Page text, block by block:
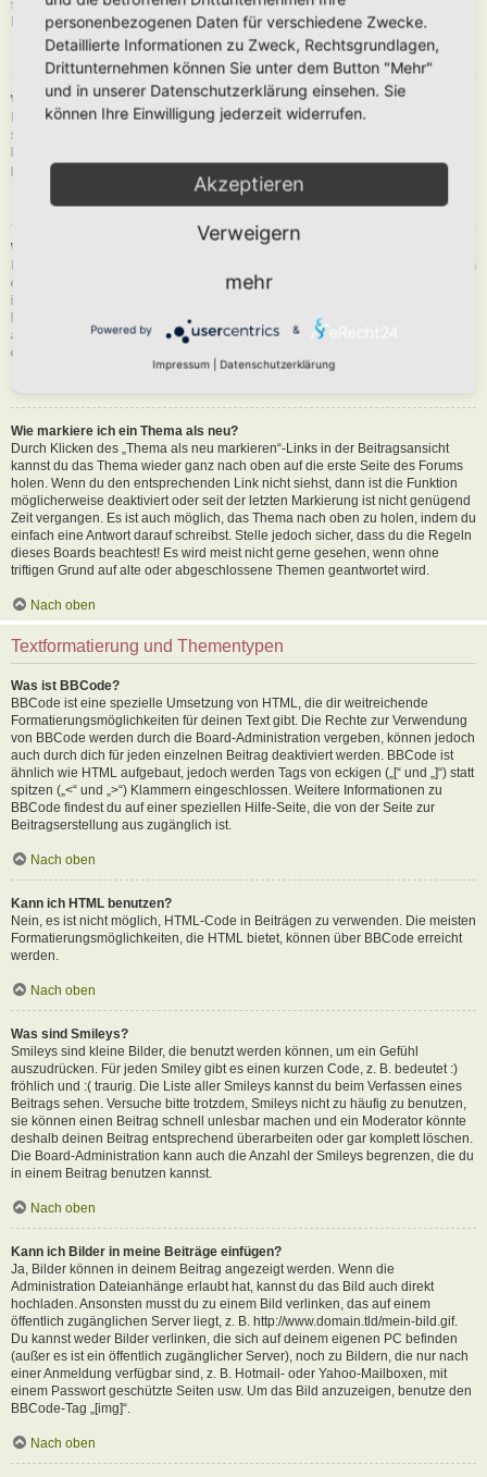
siehst du eine Schaltfläche in der Nähe des Beitrags, um diesen zu melden.
Du wirst dann durch die weiteren Schritte geführt.
Nach oben
Was bewirkt die „Speichern“-Schaltfläche beim Schreiben eines Beitrags?
Hiermit kannst du die geschriebene Entwürfe speichern und zu einem
späteren Zeitpunkt vervollständigen und absenden. Den gesicherten Beitrag
kannst du mit der Funktion „Gespeicherte Entwürfe verwalten“ in deinem
persönlichen Bereich erneut laden.
Nach oben
Warum muss mein Beitrag erst freigegeben werden?
Die Board-Administration kann entschieden haben, dass in dem Forum, in dem
du einen Beitrag erstellt hast, die Beiträge zuerst geprüft werden müssen. Es
ist auch möglich, dass die Administration dich zu einer Gruppe von Benutzern
hinzugefügt hat, bei denen sie die Beiträge erst begutachten möchte, bevor sie
auf der Seite sichtbar werden. Bitte kontaktiere die Board-Administration, wenn
du weitere Informationen dazu benötigst.
Wie markiere ich ein Thema als neu?
Durch Klicken des „Thema als neu markieren“-Links in der Beitragsansicht
kannst du das Thema wieder ganz nach oben auf die erste Seite des Forums
holen. Wenn du den entsprechenden Link nicht siehst, dann ist die Funktion
möglicherweise deaktiviert oder seit der letzten Markierung ist nicht genügend
Zeit vergangen. Es ist auch möglich, das Thema nach oben zu holen, indem du
einfach eine Antwort darauf schreibst. Stelle jedoch sicher, dass du die Regeln
dieses Boards beachtest! Es wird meist nicht gerne gesehen, wenn ohne
triftigen Grund auf alte oder abgeschlossene Themen geantwortet wird.
Nach oben
Textformatierung und Thementypen
Was ist BBCode?
BBCode ist eine spezielle Umsetzung von HTML, die dir weitreichende
Formatierungsmöglichkeiten für deinen Text gibt. Die Rechte zur Verwendung
von BBCode werden durch die Board-Administration vergeben, können jedoch
auch durch dich für jeden einzelnen Beitrag deaktiviert werden. BBCode ist
ähnlich wie HTML aufgebaut, jedoch werden Tags von eckigen („[“ und „]“) statt
spitzen („<“ und „>“) Klammern eingeschlossen. Weitere Informationen zu
BBCode findest du auf einer speziellen Hilfe-Seite, die von der Seite zur
Beitragserstellung aus zugänglich ist.
Nach oben
Kann ich HTML benutzen?
Nein, es ist nicht möglich, HTML-Code in Beiträgen zu verwenden. Die meisten
Formatierungsmöglichkeiten, die HTML bietet, können über BBCode erreicht
werden.
Nach oben
Was sind Smileys?
Smileys sind kleine Bilder, die benutzt werden können, um ein Gefühl
auszudrücken. Für jeden Smiley gibt es einen kurzen Code, z. B. bedeutet :)
fröhlich und :( traurig. Die Liste aller Smileys kannst du beim Verfassen eines
Beitrags sehen. Versuche bitte trotzdem, Smileys nicht zu häufig zu benutzen,
sie können einen Beitrag schnell unlesbar machen und ein Moderator könnte
deshalb deinen Beitrag entsprechend überarbeiten oder gar komplett löschen.
Die Board-Administration kann auch die Anzahl der Smileys begrenzen, die du
in einem Beitrag benutzen kannst.
Nach oben
Kann ich Bilder in meine Beiträge einfügen?
Ja, Bilder können in deinem Beitrag angezeigt werden. Wenn die
Administration Dateianhänge erlaubt hat, kannst du das Bild auch direkt
hochladen. Ansonsten musst du zu einem Bild verlinken, das auf einem
öffentlich zugänglichen Server liegt, z. B. http://www.domain.tld/mein-bild.gif.
Du kannst weder Bilder verlinken, die sich auf deinem eigenen PC befinden
(außer es ist ein öffentlich zugänglicher Server), noch zu Bildern, die nur nach
einer Anmeldung verfügbar sind, z. B. Hotmail- oder Yahoo-Mailboxen, mit
einem Passwort geschützte Seiten usw. Um das Bild anzuzeigen, benutze den
BBCode-Tag „[img]“.
Nach oben
personenbezogenen Daten für verschiedene Zwecke.
Detaillierte Informationen zu Zweck, Rechtsgrundlagen,
Drittunternehmen können Sie unter dem Button "Mehr"
und in unserer Datenschutzerklärung einsehen. Sie
können Ihre Einwilligung jederzeit widerrufen.
Akzeptieren
Verweigern
mehr
Powered by &
Impressum Datenschutzerklärung